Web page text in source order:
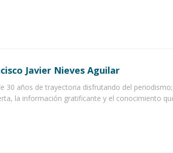
Javier Nieves Aguilar
30 años de trayectoria disfrutando del
la información gratificante y el conocimiento